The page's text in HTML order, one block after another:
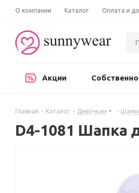
О компании Каталог Оплата и
Акции
Главная - Каталог - Девочкам -
D4-1081 Шапка